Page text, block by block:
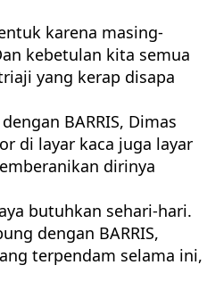
karena masing-
kebetulan kita semua
yang kerap disapa
BARRIS, Dimas
di layar kaca juga layar
dirinya
butuhkan sehari-hari.
dengan BARRIS,
terpendam selama ini,